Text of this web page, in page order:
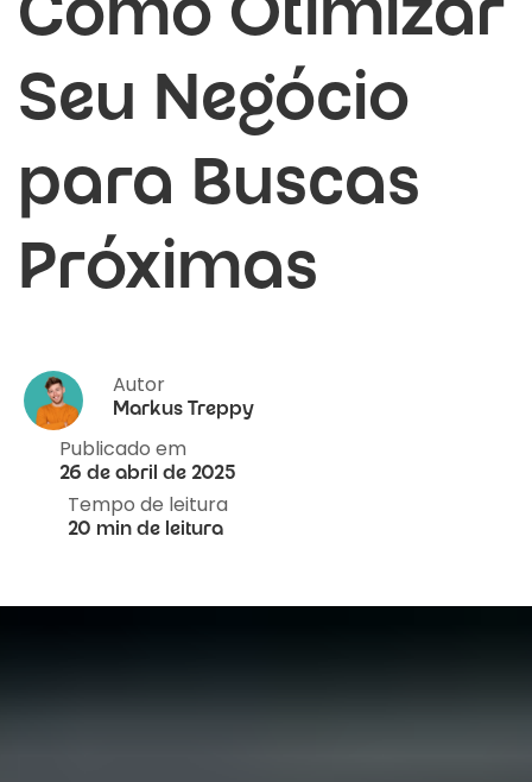
Como Otimizar
Seu Negócio
para Buscas
Próximas
Autor
Markus Treppy
Publicado em
26 de abril de 2025
Tempo de leitura
20 min de leitura